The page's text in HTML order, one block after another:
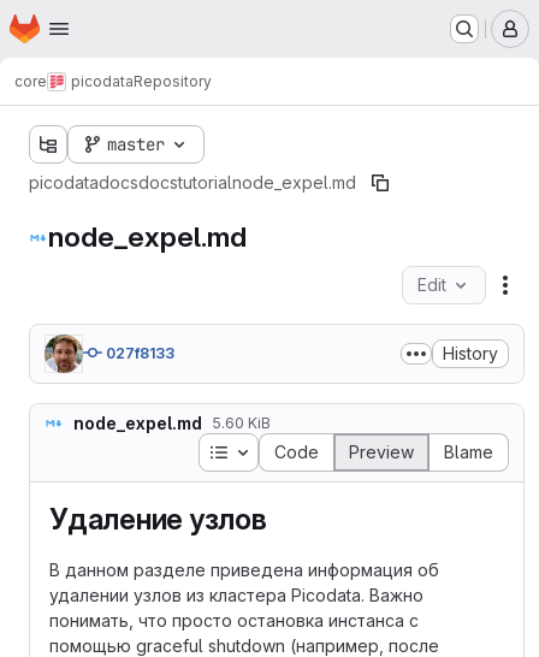
Skip to main content
Homepage
core picodataRepository
master
picodatadocsdocstutorialnode_expel.md
node_expel.md
Edit
027f8133 History
node_expel.md 5.60 KiB
Table of contents
Code Preview Blame
Удаление узлов
В данном разделе приведена информация об
удалении узлов из кластера Picodata. Важно
понимать, что просто остановка инстанса с
помощью graceful shutdown (например, после